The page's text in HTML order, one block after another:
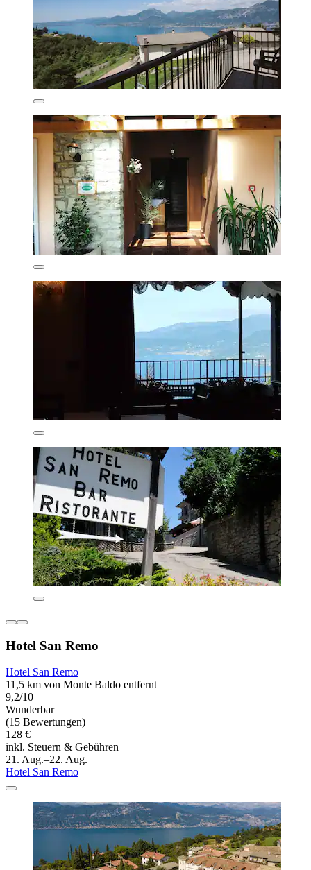
Hotel San Remo
Hotel San Remo
11,5 km von Monte Baldo entfernt
9,2/10
Wunderbar
(15 Bewertungen)
128 €
inkl. Steuern & Gebühren
21. Aug.–22. Aug.
Hotel San Remo